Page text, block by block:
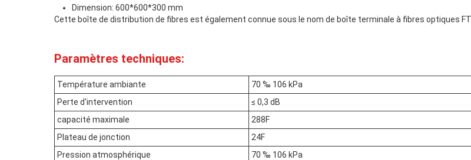
Dimension: 600*600*300 mm
Cette boîte de distribution de fibres est également connue sous le nom de boîte terminale à fibres optiques
Paramètres techniques:
Température ambiante
70 ‰ 106 kPa
Perte d'intervention
≤ 0,3 dB
capacité maximale
288F
Plateau de jonction
24F
Pression atmosphérique
70 ‰ 106 kPa